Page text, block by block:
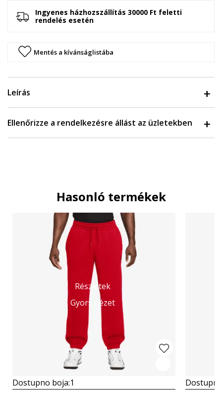
Ingyenes házhozszállítás 30000 Ft feletti
rendelés esetén
Mentés a kívánságlistába
Leírás
Ellenőrizze a rendelkezésre állást az üzletekben
Hasonló termékek
Részletek
Gyors nézet
Dostupno boja:1